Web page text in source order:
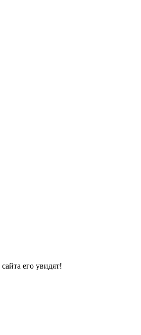
его увидят!